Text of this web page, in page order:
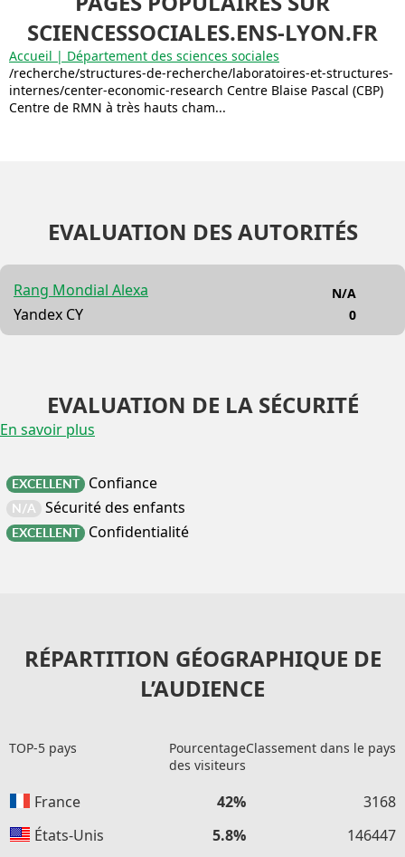
SCIENCESSOCIALES.ENS-LYON.FR
Accueil | Département des sciences sociales
/recherche/structures-de-recherche/laboratoires-et-structures-
internes/center-economic-research Centre Blaise Pascal (CBP)
Centre de RMN à très hauts cham...
EVALUATION DES AUTORITÉS
Rang Mondial Alexa
Yandex CY
N/A
0
EVALUATION DE LA SÉCURITÉ
En savoir plus
EXCELLENT Confiance
N/A Sécurité des enfants
EXCELLENT Confidentialité
RÉPARTITION GÉOGRAPHIQUE DE
L’AUDIENCE
TOP-5 pays
Pourcentage
des visiteurs
Classement dans le pays
France 42%
3168
États-Unis
5.8%
146447